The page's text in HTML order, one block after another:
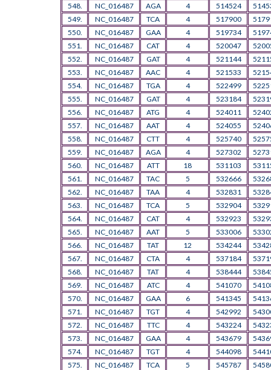
548.
NC_016487 AGA 4 514524
549.
NC_016487 TCA 4 517900
550.
NC_016487 GAA 4 519734
551.
NC_016487 CAT 4 520047
552.
NC_016487 GAT 4 521144
553.
NC_016487 AAC 4 521533
554.
NC_016487 TGA 4 522499
555.
NC_016487 GAT 4 523184
556.
NC_016487 ATG 4 524011
557.
NC_016487 AAT 4 524055
558.
NC_016487 CTT 4 525740
559.
NC_016487 AGA 4 527302
560.
NC_016487 ATT 18 531103
561.
NC_016487 TAC 5 532666
562.
NC_016487 TAA 4 532831
563.
NC_016487 TCA 5 532904
564.
NC_016487 CAT 4 532923
565.
NC_016487 AAT 5 533006
566.
NC_016487 TAT 12 534244
567.
NC_016487 CTA 4 537184
568.
NC_016487 TAT 4 538444
569.
NC_016487 ATC 4 541070
570.
NC_016487 GAA 6 541345
571.
NC_016487 TGT 4 542992
572.
NC_016487 TTC 4 543224
573.
NC_016487 GAA 4 543679
574.
NC_016487 TGT 4 544098
575.
NC_016487 TCA 5 545787